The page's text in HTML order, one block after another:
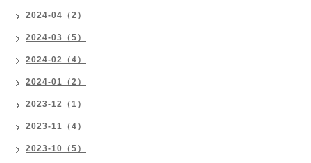
2024-04（2）
2024-03（5）
2024-02（4）
2024-01（2）
2023-12（1）
2023-11（4）
2023-10（5）